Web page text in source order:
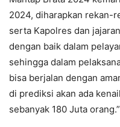
2024, diharapkan rekan-
serta Kapolres dan
dengan baik dalam
sehingga dalam
bisa berjalan dengan
di prediksi akan ada
sebanyak 180 Juta